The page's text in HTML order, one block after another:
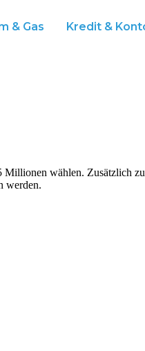
& Gas Kredit &
wählen. Zusätzlich
werden.